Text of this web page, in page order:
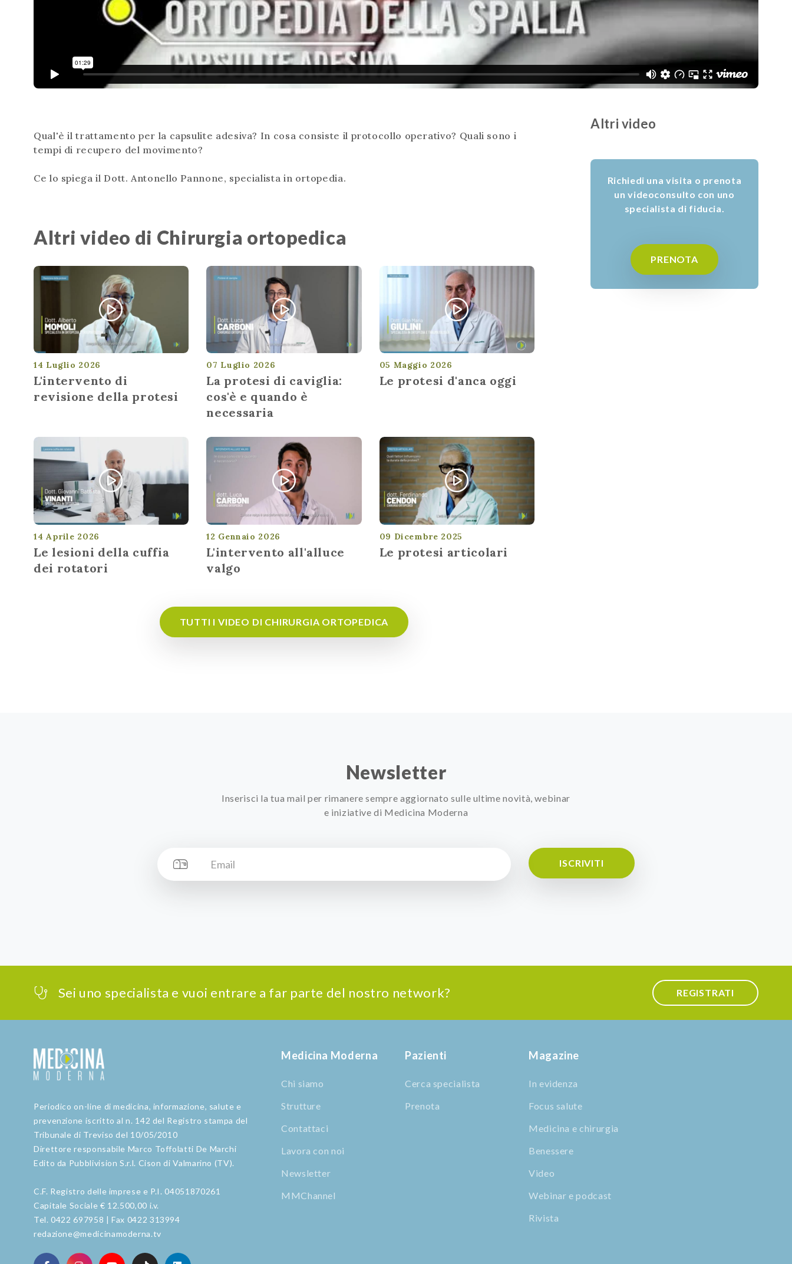
Qual'è il trattamento per la capsulite adesiva? In cosa consiste il protocollo operativo? Quali sono i
tempi di recupero del movimento?
Ce lo spiega il Dott. Antonello Pannone, specialista in ortopedia.
Altri video di Chirurgia ortopedica
14 Luglio 2026
L'intervento di
revisione della protesi
07 Luglio 2026
La protesi di caviglia:
cos'è e quando è
necessaria
05 Maggio 2026
Le protesi d'anca oggi
14 Aprile 2026
Le lesioni della cuffia
dei rotatori
12 Gennaio 2026
L'intervento all'alluce
valgo
09 Dicembre 2025
Le protesi articolari
TUTTI I VIDEO DI CHIRURGIA ORTOPEDICA
Altri video
Richiedi una visita o prenota
un videoconsulto con uno
specialista di fiducia.
PRENOTA
Newsletter
Inserisci la tua mail per rimanere sempre aggiornato sulle ultime novità, webinar
e iniziative di Medicina Moderna
ISCRIVITI
Sei uno specialista e vuoi entrare a far parte del nostro network? REGISTRATI
Periodico on-line di medicina, informazione, salute e
prevenzione iscritto al n. 142 del Registro stampa del
Tribunale di Treviso del 10/05/2010
Direttore responsabile Marco Toffolatti De Marchi
Edito da Pubblivision S.r.l. Cison di Valmarino (TV).
C.F. Registro delle imprese e P.I. 04051870261
Capitale Sociale € 12.500,00 i.v.
Tel. 0422 697958 | Fax 0422 313994
redazione@medicinamoderna.tv
Medicina Moderna
Chi siamo
Strutture
Contattaci
Lavora con noi
Newsletter
MMChannel
Pazienti
Cerca specialista
Prenota
Magazine
In evidenza
Focus salute
Medicina e chirurgia
Benessere
Video
Webinar e podcast
Rivista